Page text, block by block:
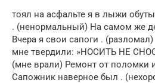
тоял на асфальте я в лыжи
. (ненормальный) На самом же
Вчера я свои сапоги .
мне твердили: »НОСИТЬ НЕ
(мне врали) Ремонт от поломки
Сапожник наверное был .